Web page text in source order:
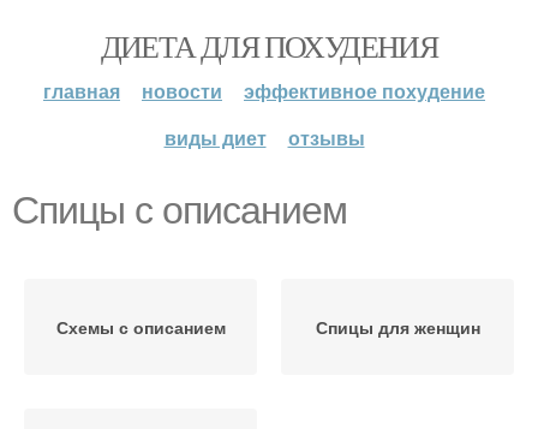
ДИЕТА ДЛЯ ПОХУДЕНИЯ
главная новости
эффективное похудение
виды диет
отзывы
Спицы с описанием
Схемы с описанием Спицы для женщин